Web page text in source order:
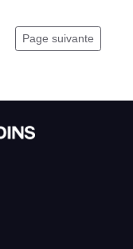
Page suivante